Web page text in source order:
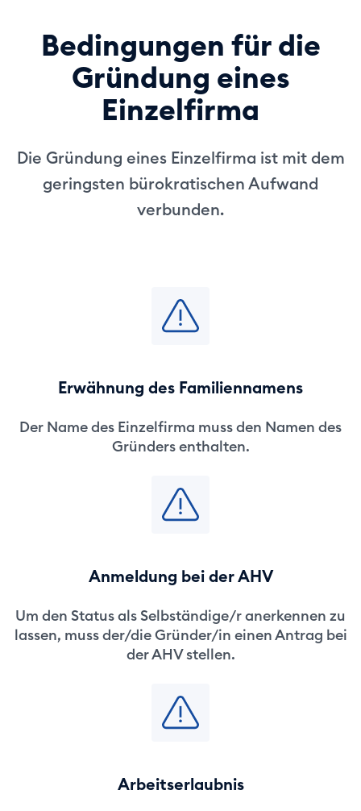
Bedingungen für die
Gründung eines
Einzelfirma
Die Gründung eines Einzelfirma ist mit dem
geringsten bürokratischen Aufwand
verbunden.
Erwähnung des Familiennamens
Der Name des Einzelfirma muss den Namen des
Gründers enthalten.
Anmeldung bei der AHV
Um den Status als Selbständige/r anerkennen zu
lassen, muss der/die Gründer/in einen Antrag bei
der AHV stellen.
Arbeitserlaubnis